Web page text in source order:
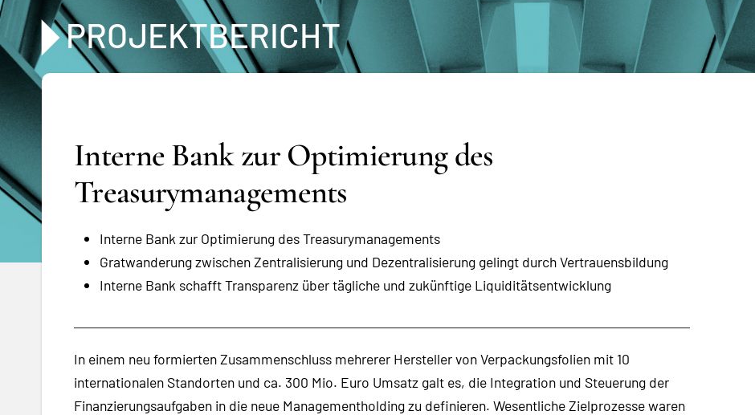
PROJEKTBERICHT
Interne Bank zur Optimierung des
Treasurymanagements
Interne Bank zur Optimierung des Treasurymanagements
Gratwanderung zwischen Zentralisierung und Dezentralisierung gelingt durch Vertrauensbildung
Interne Bank schafft Transparenz über tägliche und zukünftige Liquiditätsentwicklung
In einem neu formierten Zusammenschluss mehrerer Hersteller von Verpackungsfolien mit 10
internationalen Standorten und ca. 300 Mio. Euro Umsatz galt es, die Integration und Steuerung der
Finanzierungsaufgaben in die neue Managementholding zu definieren. Wesentliche Zielprozesse waren